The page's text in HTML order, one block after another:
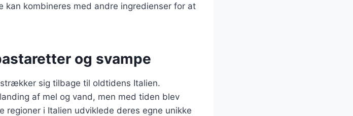
kan kombineres med andre ingredienser for at
og svampe
sig tilbage til oldtidens Italien.
af mel og vand, men med tiden blev
regioner i Italien udviklede deres egne unikke